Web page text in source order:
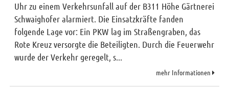
Uhr zu einem Verkehrsunfall auf der B311 Höhe Gärtnerei
Schwaighofer alarmiert. Die Einsatzkräfte fanden
folgende Lage vor: Ein PKW lag im Straßengraben, das
Rote Kreuz versorgte die Beteiligten. Durch die Feuerwehr
wurde der Verkehr geregelt, s...
mehr Informationen